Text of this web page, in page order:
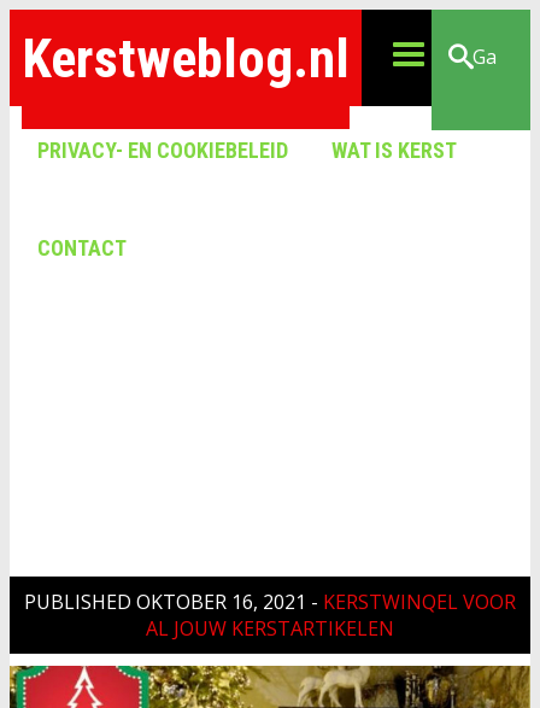
Kerstweblog.nl
PRIVACY- EN COOKIEBELEID WAT IS KERST
CONTACT
Ga
PUBLISHED OKTOBER 16, 2021 - KERSTWINQEL VOOR
AL JOUW KERSTARTIKELEN